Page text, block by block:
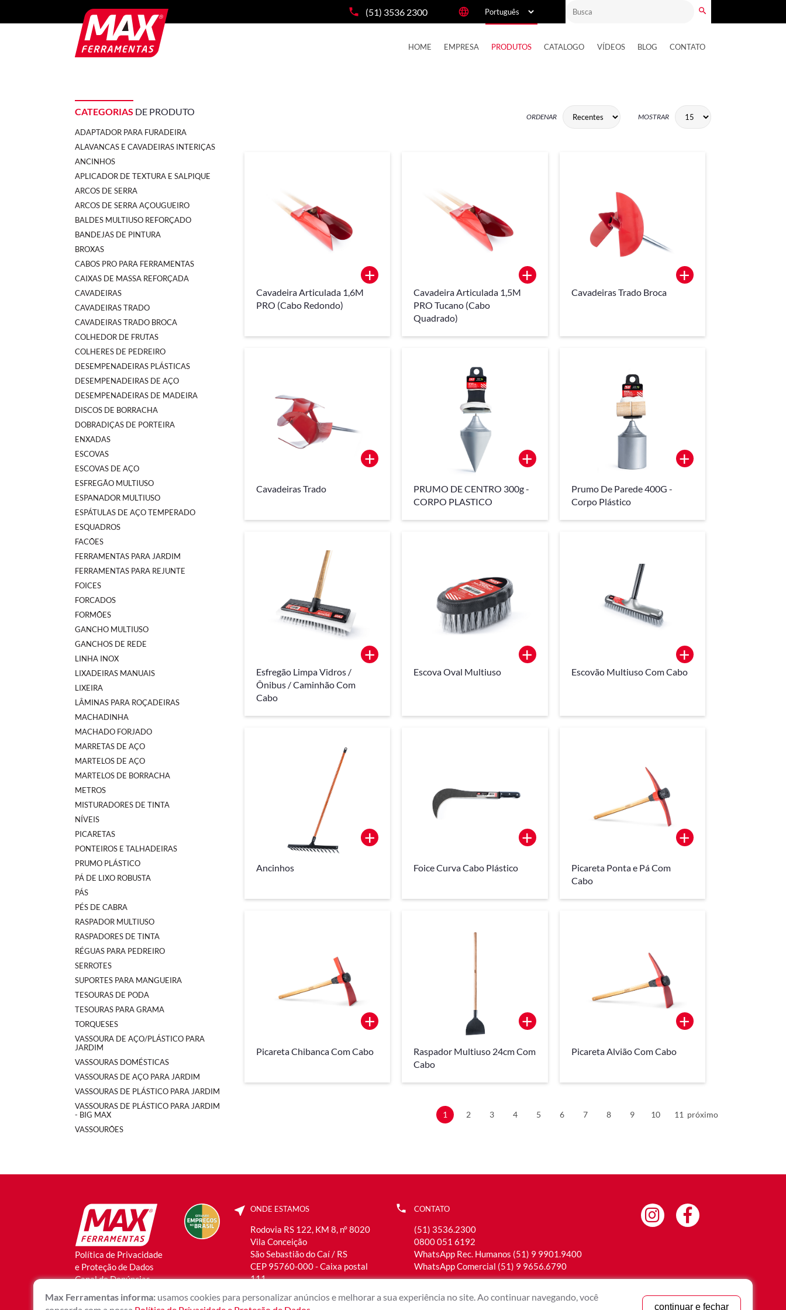
(51) 3536 2300
HOME EMPRESA PRODUTOS CATALOGO VÍDEOS BLOG CONTATO
CATEGORIAS DE PRODUTO
ADAPTADOR PARA FURADEIRA
ALAVANCAS E CAVADEIRAS INTERIÇAS
ANCINHOS
APLICADOR DE TEXTURA E SALPIQUE
ARCOS DE SERRA
ARCOS DE SERRA AÇOUGUEIRO
BALDES MULTIUSO REFORÇADO
BANDEJAS DE PINTURA
BROXAS
CABOS PRO PARA FERRAMENTAS
CAIXAS DE MASSA REFORÇADA
CAVADEIRAS
CAVADEIRAS TRADO
CAVADEIRAS TRADO BROCA
COLHEDOR DE FRUTAS
COLHERES DE PEDREIRO
DESEMPENADEIRAS PLÁSTICAS
DESEMPENADEIRAS DE AÇO
DESEMPENADEIRAS DE MADEIRA
DISCOS DE BORRACHA
DOBRADIÇAS DE PORTEIRA
ENXADAS
ESCOVAS
ESCOVAS DE AÇO
ESFREGÃO MULTIUSO
ESPANADOR MULTIUSO
ESPÁTULAS DE AÇO TEMPERADO
ESQUADROS
FACÕES
FERRAMENTAS PARA JARDIM
FERRAMENTAS PARA REJUNTE
FOICES
FORCADOS
FORMÕES
GANCHO MULTIUSO
GANCHOS DE REDE
LINHA INOX
LIXADEIRAS MANUAIS
LIXEIRA
LÂMINAS PARA ROÇADEIRAS
MACHADINHA
MACHADO FORJADO
MARRETAS DE AÇO
MARTELOS DE AÇO
MARTELOS DE BORRACHA
METROS
MISTURADORES DE TINTA
NÍVEIS
PICARETAS
PONTEIROS E TALHADEIRAS
PRUMO PLÁSTICO
PÁ DE LIXO ROBUSTA
PÁS
PÉS DE CABRA
RASPADOR MULTIUSO
RASPADORES DE TINTA
RÉGUAS PARA PEDREIRO
SERROTES
SUPORTES PARA MANGUEIRA
TESOURAS DE PODA
TESOURAS PARA GRAMA
TORQUESES
VASSOURA DE AÇO/PLÁSTICO PARA
JARDIM
VASSOURAS DOMÉSTICAS
VASSOURAS DE AÇO PARA JARDIM
VASSOURAS DE PLÁSTICO PARA JARDIM
VASSOURAS DE PLÁSTICO PARA JARDIM
- BIG MAX
VASSOURÕES
ORDENAR MOSTRAR
Cavadeira Articulada 1,6M
PRO (Cabo Redondo)
+
Cavadeira Articulada 1,5M
PRO Tucano (Cabo
Quadrado)
+
Cavadeiras Trado Broca
+
Cavadeiras Trado
+
PRUMO DE CENTRO 300g -
CORPO PLASTICO
+
Prumo De Parede 400G -
Corpo Plástico
+
Esfregão Limpa Vidros /
Ônibus / Caminhão Com
Cabo
+
Escova Oval Multiuso
+
Escovão Multiuso Com Cabo
+
Ancinhos
+
Foice Curva Cabo Plástico
+
Picareta Ponta e Pá Com
Cabo
+
Picareta Chibanca Com Cabo
+
Raspador Multiuso 24cm Com
Cabo
+
Picareta Alvião Com Cabo
+
1 2 3 4 5 6 7 8 9 10 11 próximo
Política de Privacidade
e Proteção de Dados
Canal de Denúncias
ONDE ESTAMOS
Rodovia RS 122, KM 8, n° 8020
Vila Conceição
São Sebastião do Caí / RS
CEP 95760-000 - Caixa postal
111
CONTATO
(51) 3536.2300
0800 051 6192
WhatsApp Rec. Humanos (51) 9 9901.9400
WhatsApp Comercial (51) 9 9656.6790
Max Ferramentas informa: usamos cookies para personalizar anúncios e melhorar a sua experiência no site. Ao continuar navegando, você
continuar e fechar